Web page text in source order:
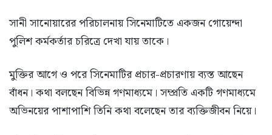
সানী সানোয়ারের পরিচালনায় সিনেমাটিতে একজন গোয়েন্দা
পুলিশ কর্মকর্তার চরিত্রে দেখা যায় তাকে।
মুক্তির আগে ও পরে সিনেমাটির প্রচার-প্রচারণায় ব্যস্ত আছেন
বাঁধন। কথা বলছেন বিভিন্ন গণমাধ্যমে। সম্প্রতি একটি গণমাধ্যমে
অভিনয়ের পাশাপাশি তিনি কথা বলেছেন তার ব্যক্তিজীবন নিয়ে।